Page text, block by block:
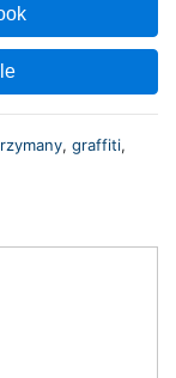
, graffiti,